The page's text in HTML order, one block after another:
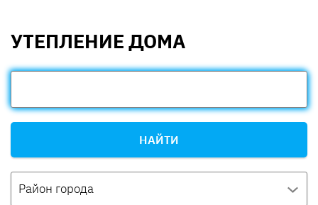
УТЕПЛЕНИЕ ДОМА
НАЙТИ
Район города